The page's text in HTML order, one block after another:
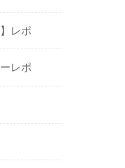
レポ
レポ